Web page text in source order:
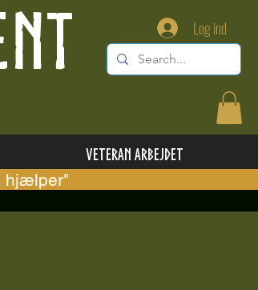
Log ind
Veteran Arbejdet
hjælper"